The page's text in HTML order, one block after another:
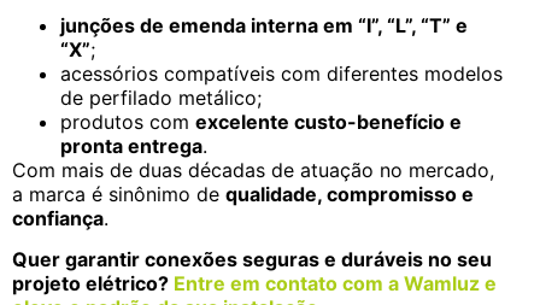
junções de emenda interna em “I”, “L”, “T” e
“X”;
acessórios compatíveis com diferentes modelos
de perfilado metálico;
produtos com excelente custo-benefício e
pronta entrega.
Com mais de duas décadas de atuação no mercado,
a marca é sinônimo de qualidade, compromisso e
confiança.
Quer garantir conexões seguras e duráveis no seu
projeto elétrico? Entre em contato com a Wamluz e